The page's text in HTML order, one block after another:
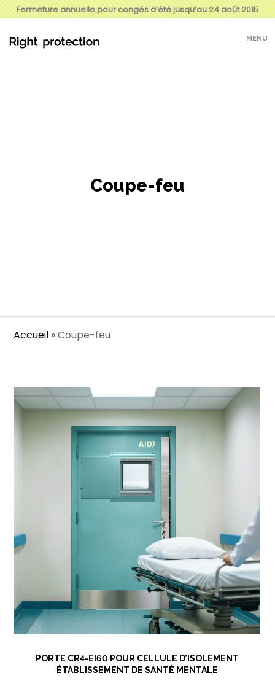
Fermeture annuelle pour congés d’été jusqu’au 24 août 2015
MENU
Coupe-feu
Accueil »Coupe-feu
PORTE CR4-EI60 POUR CELLULE D’ISOLEMENT
ÉTABLISSEMENT DE SANTÉ MENTALE